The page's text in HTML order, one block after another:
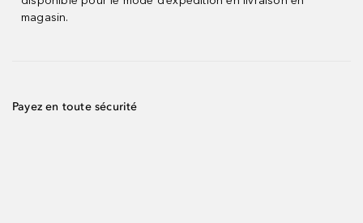
magasin.
Payez en toute sécurité